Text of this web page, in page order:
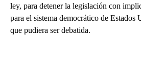
ley, para detener la legislación con
para el sistema democrático de Estados
que pudiera ser debatida.